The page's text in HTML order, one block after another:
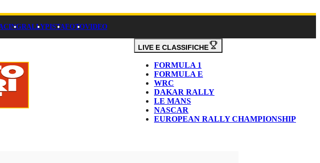
RALLYPISTAFOTOVIDEO
LIVE E CLASSIFICHE
FORMULA 1
FORMULA E
WRC
DAKAR RALLY
LE MANS
NASCAR
EUROPEAN RALLY CHAMPIONSHIP